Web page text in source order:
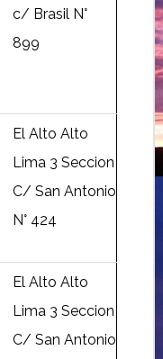
c/ Brasil N°
899
El Alto Alto
Lima 3 Seccion
C/ San Antonio
N° 424
El Alto Alto
Lima 3 Seccion
C/ San Antonio